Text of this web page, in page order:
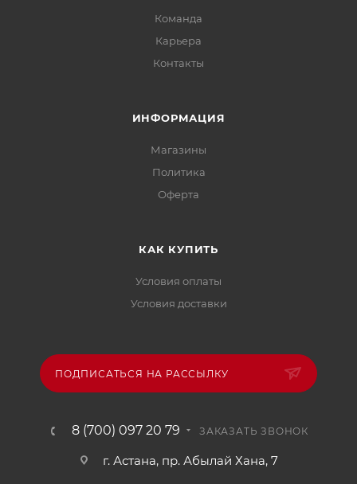
Команда
Карьера
Контакты
ИНФОРМАЦИЯ
Магазины
Политика
Офертa
КАК КУПИТЬ
Условия оплаты
Условия доставки
ПОДПИСАТЬСЯ НА РАССЫЛКУ
8 (700) 097 20 79 ЗАКАЗАТЬ ЗВОНОК
г. Астана, пр. Абылай Хана, 7